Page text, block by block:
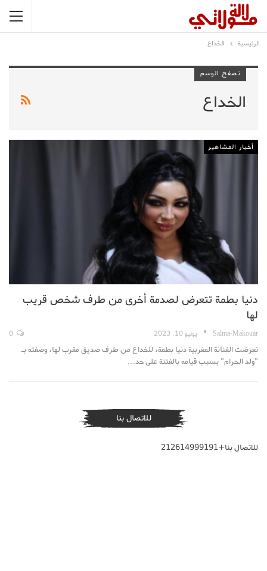
الرئيسية الخداع
تصفح الوسم
الخداع
أخبار المشاهير
دنيا بطمة تتعرض لصدمة أخرى من طرف شخص قريب
لها
Salma-Makouar يونيو 10, 2023
تعرضت الفنانة المغربية دنيا بطمة، للخداع من طرف صديق مقرب لها، وصفته بـ
"ولد الحرام" بسبب قيامه بالفتنة على حد…
للاتصال بنا
للاتصال بنا+212614999191